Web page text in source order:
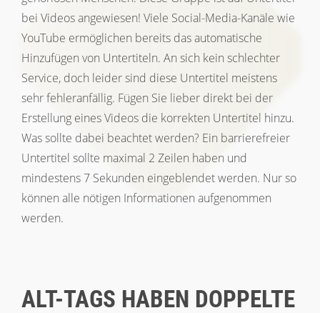
bei Videos angewiesen! Viele Social-Media-Kanäle wie
YouTube ermöglichen bereits das automatische
Hinzufügen von Untertiteln. An sich kein schlechter
Service, doch leider sind diese Untertitel meistens
sehr fehleranfällig. Fügen Sie lieber direkt bei der
Erstellung eines Videos die korrekten Untertitel hinzu.
Was sollte dabei beachtet werden? Ein barrierefreier
Untertitel sollte maximal 2 Zeilen haben und
mindestens 7 Sekunden eingeblendet werden. Nur so
können alle nötigen Informationen aufgenommen
werden.
ALT-TAGS HABEN DOPPELTE